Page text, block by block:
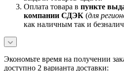
Оплата товара в пункте
компании СДЭК (для
как наличным так и
Экономьте время на получении
доступно 2 варианта доставки: